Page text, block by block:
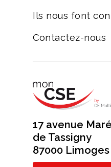
Ils nous font
Contactez-nous
17 avenue
de Tassigny
87000 Limoges